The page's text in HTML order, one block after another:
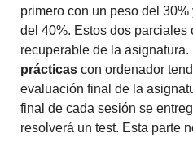
primero con un peso del
del 40%. Estos dos parciales
recuperable de la
prácticas con ordenador
evaluación final de la
final de cada sesión se
resolverá un test. Esta parte